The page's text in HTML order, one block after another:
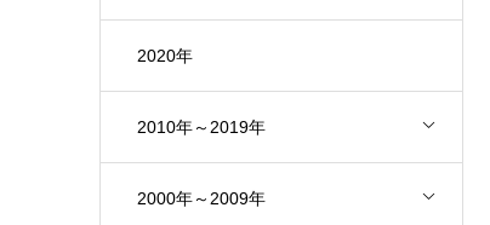
2020年
2010年～2019年
2000年～2009年